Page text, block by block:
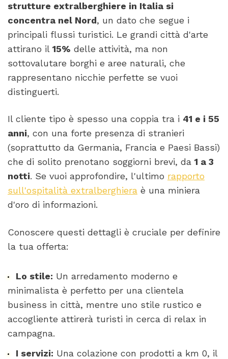
strutture extralberghiere in Italia si
concentra nel Nord, un dato che segue i
principali flussi turistici. Le grandi città d'arte
attirano il 15% delle attività, ma non
sottovalutare borghi e aree naturali, che
rappresentano nicchie perfette se vuoi
distinguerti.
Il cliente tipo è spesso una coppia tra i 41 e i 55
anni, con una forte presenza di stranieri
(soprattutto da Germania, Francia e Paesi Bassi)
che di solito prenotano soggiorni brevi, da 1 a 3
notti. Se vuoi approfondire, l'ultimo rapporto
sull'ospitalità extralberghiera è una miniera
d'oro di informazioni.
Conoscere questi dettagli è cruciale per definire
la tua offerta:
Lo stile: Un arredamento moderno e
minimalista è perfetto per una clientela
business in città, mentre uno stile rustico e
accogliente attirerà turisti in cerca di relax in
campagna.
I servizi: Una colazione con prodotti a km 0, il